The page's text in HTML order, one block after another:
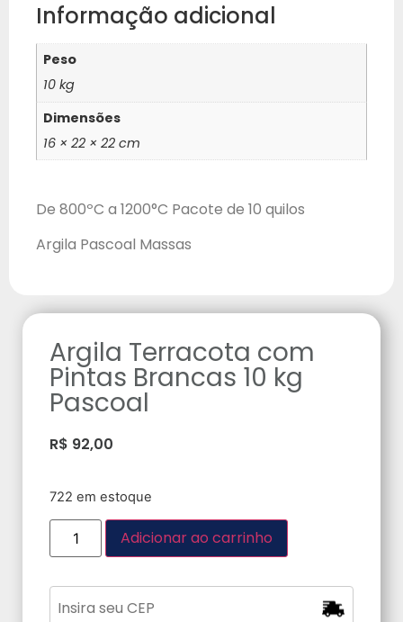
Informação adicional
Peso
10 kg
Dimensões
16 × 22 × 22 cm
De 800ºC a 1200°C Pacote de 10 quilos
Argila Pascoal Massas
Argila Terracota com
Pintas Brancas 10 kg
Pascoal
R$ 92,00
722 em estoque
Adicionar ao carrinho